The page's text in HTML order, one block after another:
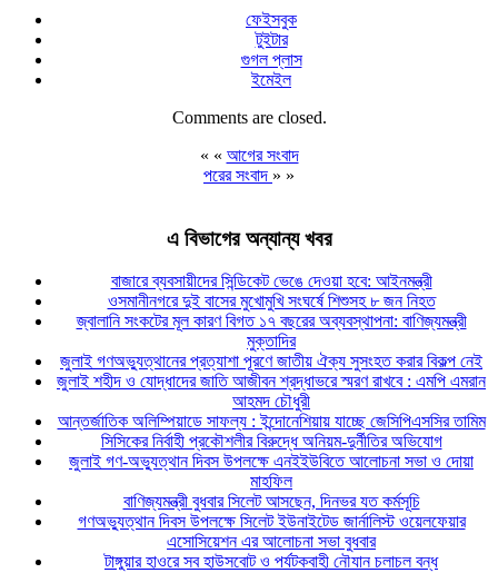
ফেইসবুক
টুইটার
গুগল প্লাস
ইমেইল
Comments are closed.
« « আগের সংবাদ
পরের সংবাদ » »
এ বিভাগের অন্যান্য খবর
বাজারে ব্যবসায়ীদের সিন্ডিকেট ভেঙে দেওয়া হবে: আইনমন্ত্রী
ওসমানীনগরে দুই বাসের মুখোমুখি সংঘর্ষে শিশুসহ ৮ জন নিহত
জ্বালানি সংকটের মূল কারণ বিগত ১৭ বছরের অব্যবস্থাপনা: বাণিজ্যমন্ত্রী
মুক্তাদির
জুলাই গণঅভ্যুত্থানের প্রত্যাশা পূরণে জাতীয় ঐক্য সুসংহত করার বিকল্প নেই
জুলাই শহীদ ও যোদ্ধাদের জাতি আজীবন শ্রদ্ধাভরে স্মরণ রাখবে : এমপি এমরান
আহমদ চৌধুরী
আন্তর্জাতিক অলিম্পিয়াডে সাফল্য : ইন্দোনেশিয়ায় যাচ্ছে জেসিপিএসসির তামিম
সিসিকের নির্বাহী প্রকৌশলীর বিরুদ্ধে অনিয়ম-দুর্নীতির অভিযোগ
জুলাই গণ-অভ্যুত্থান দিবস উপলক্ষে এনইইউবিতে আলোচনা সভা ও দোয়া
মাহফিল
বাণিজ্যমন্ত্রী বুধবার সিলেট আসছেন, দিনভর যত কর্মসূচি
গণঅভ্যুত্থান দিবস উপলক্ষে সিলেট ইউনাইটেড জার্নালিস্ট ওয়েলফেয়ার
এসোসিয়েশন এর আলোচনা সভা বুধবার
টাঙ্গুয়ার হাওরে সব হাউসবোট ও পর্যটকবাহী নৌযান চলাচল বন্ধ